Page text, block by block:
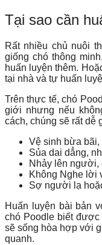
Tại sao cần
Rất nhiều chủ nuôi
giống chó thông
huấn luyện thêm.
tại nhà và tự huấn
Trên thực tế, chó
giới nhưng nếu
cách, chúng sẽ rất dễ
Vệ sinh bừa bãi,
Sủa dai dẳng,
Nhảy lên người,
Không Nghe lời
Sợ người lạ
Huấn luyện bài bản
chó Poodle biết
sẽ sống hòa hợp với
quanh.